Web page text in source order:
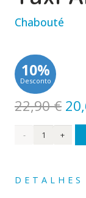
Chabouté
10%
Desconto
22,90€ O
Quantidade
DETALHES